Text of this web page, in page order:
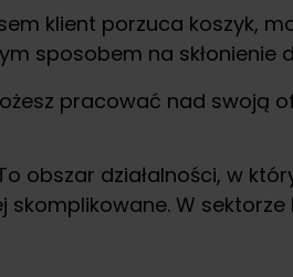
klient porzuca koszyk,
sposobem na skłonienie
pracować nad swoją
obszar działalności, w
W